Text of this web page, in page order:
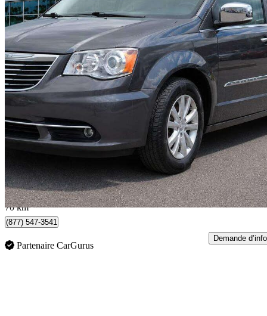
2016 Chrysler Town & Country
Bonne
156 $/mois env.
Oshawa, ON
70 km
(877) 547-3541
Partenaire CarGurus
Demande d’info